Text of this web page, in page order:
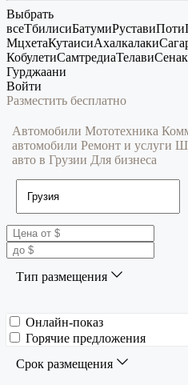
Выбрать
всеТбилисиБатумиРуставиПоти
МцхетаКутаисиАхалкалаки
КобулетиСамтредиаТелави
Гурджаани
Войти
Разместить бесплатно
Автомобили Мототехника
автомобили Ремонт и услуги
авто в Грузии Для бизнеса
Тип размещения
Онлайн-показ
Горячие предложения
Срок размещения